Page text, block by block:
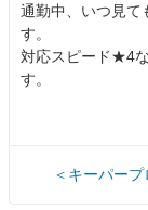
通勤中、いつ見て
す。
対応スピード★4
す。
＜キーパー